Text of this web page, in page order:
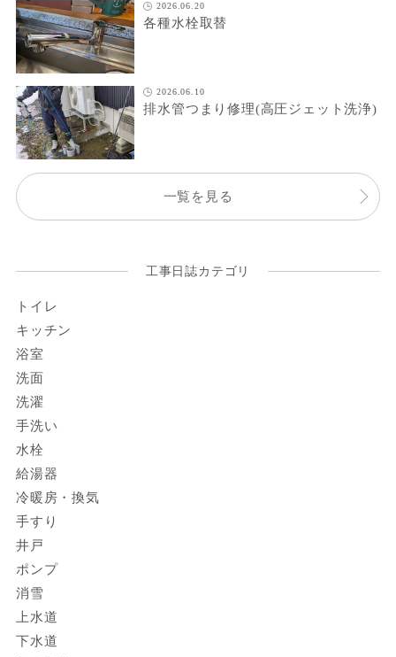
2026.06.20
各種水栓取替
2026.06.10
排水管つまり修理(高圧ジェット洗浄)
一覧を見る
工事日誌カテゴリ
トイレ
キッチン
浴室
洗面
洗濯
手洗い
水栓
給湯器
冷暖房・換気
手すり
井戸
ポンプ
消雪
上水道
下水道